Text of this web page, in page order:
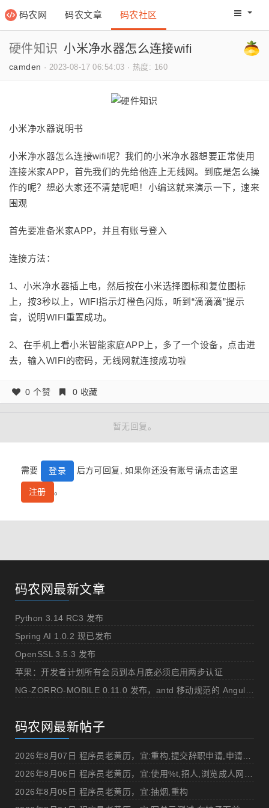
码农网 码农文章 码农社区 码农网
硬件知识 小米净水器怎么连接wifi
camden · 2023-08-17 06:54:03 · 热度: 160
小米净水器说明书
小米净水器怎么连接wifi呢？我们的小米净水器想要正常使用
连接米家APP，首先我们的先给他连上无线网。到底是怎么操
作的呢？想必大家还不清楚呢吧！小编这就来演示一下，速来
围观
首先要准备米家APP，并且有账号登入
连接方法：
1、小米净水器插上电，然后按在小米选择图标和复位图标
上，按3秒以上，WIFI指示灯橙色闪烁，听到“滴滴滴”提示
音，说明WIFI重置成功。
2、在手机上看小米智能家庭APP上，多了一个设备，点击进
去，输入WIFI的密码，无线网就连接成功啦
0 个赞 0 收藏
暂无回复。
需要 登录 后方可回复, 如果你还没有账号请点击这里
注册 。
码农网最新文章
Python 3.14 RC3 发布
Spring AI 1.0.2 现已发布
OpenSSL 3.5.3 发布
苹果：开发者计划所有会员到本月底必须启用两步认证
码农网最新帖子
2026年8月05日 程序员老黄历，宜:抽烟,重构